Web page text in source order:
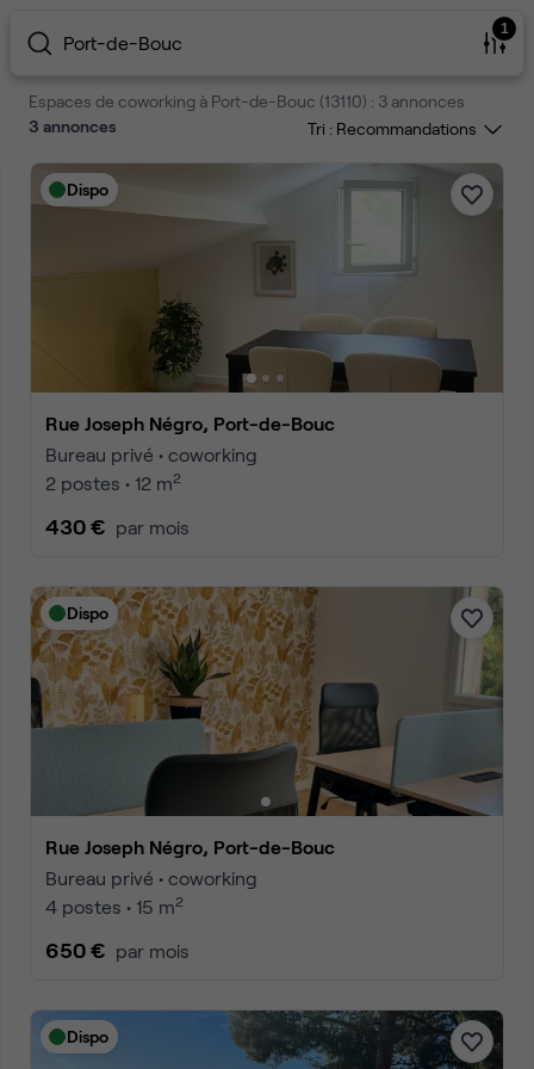
Port-de-Bouc
1
Espaces de coworking à Port-de-Bouc (13110) : 3 annonces
3 annonces Tri :
Dispo
Rue Joseph Négro, Port-de-Bouc
Bureau privé • coworking
2 postes • 12 m2
430 € par mois
Dispo
Rue Joseph Négro, Port-de-Bouc
Bureau privé • coworking
4 postes • 15 m2
650 € par mois
Dispo